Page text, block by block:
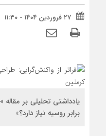
۲۷ فروردین ۱۴۰۴ - ۱۱:۳۰
یادداشتی تحلیلی بر مقاله
برابر روسیه نیاز دارد؟»